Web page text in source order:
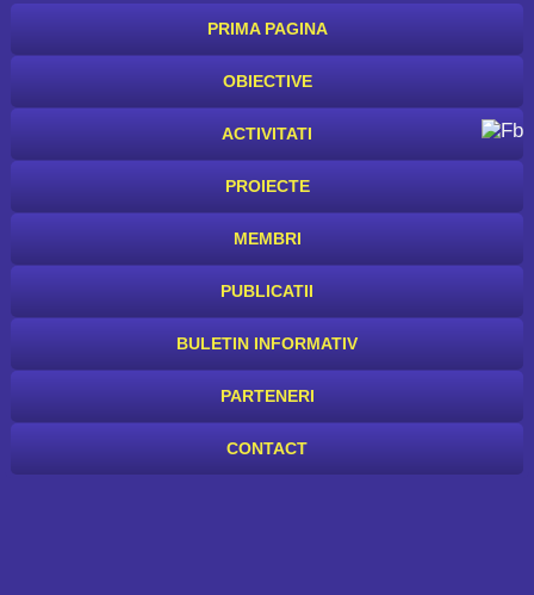
PRIMA PAGINA
OBIECTIVE
ACTIVITATI
PROIECTE
MEMBRI
PUBLICATII
BULETIN INFORMATIV
PARTENERI
CONTACT